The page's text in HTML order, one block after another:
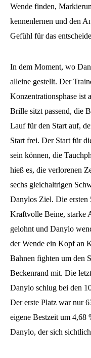
Wende finden,
kennenlernen und den
Gefühl für das
In dem Moment, wo
alleine gestellt. Der
Konzentrationsphase ist
Brille sitzt passend, die
Lauf für den Start auf,
Start frei. Der Start für
sein können, die
hieß es, die verlorenen
sechs gleichaltrigen
Danylos Ziel. Die ersten
Kraftvolle Beine, starke
gelohnt und Danylo
der Wende ein Kopf an
Bahnen fighten um den
Beckenrand mit. Die
Danylo schlug bei den
Der erste Platz war nur
eigene Bestzeit um 4,68
Danylo, der sich